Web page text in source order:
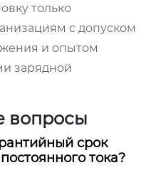
только
с допуском
и опытом
зарядной
вопросы
срок
тока?